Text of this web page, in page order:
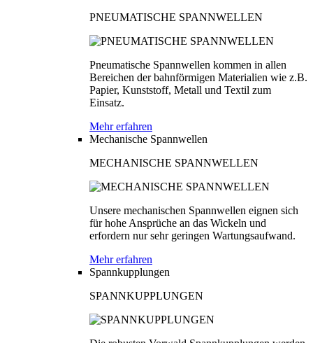
PNEUMATISCHE SPANNWELLEN
Pneumatische Spannwellen kommen in allen
Bereichen der bahnförmigen Materialien wie z.B.
Papier, Kunststoff, Metall und Textil zum
Einsatz.
Mehr erfahren
Mechanische Spannwellen
MECHANISCHE SPANNWELLEN
Unsere mechanischen Spannwellen eignen sich
für hohe Ansprüche an das Wickeln und
erfordern nur sehr geringen Wartungsaufwand.
Mehr erfahren
Spannkupplungen
SPANNKUPPLUNGEN